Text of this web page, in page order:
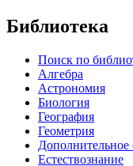
Библиотека
Поиск по
Алгебра
Астрономия
Биология
География
Геометрия
Дополнительное
Естествознание